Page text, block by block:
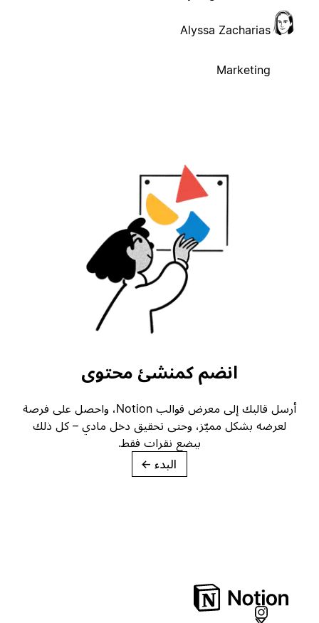
Alyssa Zacharias
Marketing
انضم كمنشئ محتوى
أرسل قالبك إلى معرض قوالب Notion، واحصل على فرصة
لعرضه بشكل مميّز، وحتى تحقيق دخل مادي – كل ذلك
ببضع نقرات فقط.
→